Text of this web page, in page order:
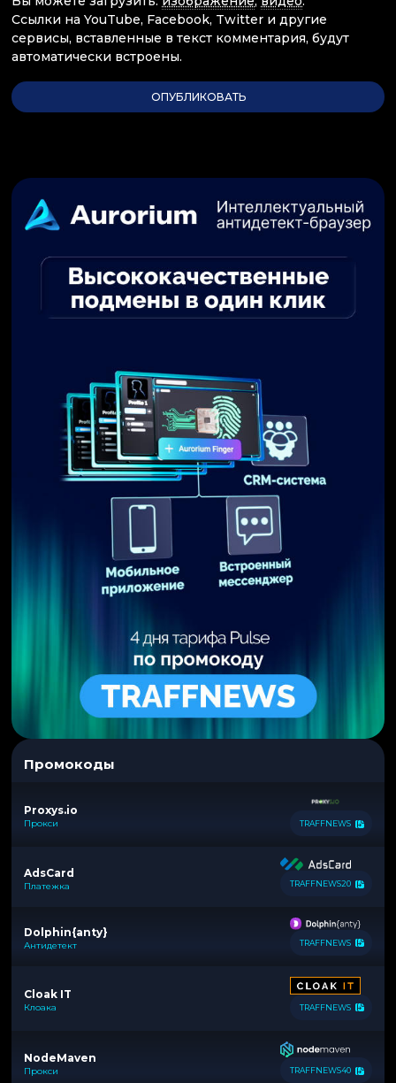
Ссылки на YouTube, Facebook, Twitter и другие
сервисы, вставленные в текст комментария, будут
автоматически встроены.
Промокоды
Proxys.io
Прокси TRAFFNEWS
AdsCard
Платежка TRAFFNEWS20
Dolphin{anty}
Антидетект TRAFFNEWS
Cloak IT
Клоака TRAFFNEWS
NodeMaven
Прокси TRAFFNEWS40